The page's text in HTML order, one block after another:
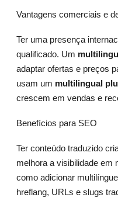
Vantagens comerciais e
Ter uma presença
qualificado. Um
adaptar ofertas e preços
usam um multilingual
crescem em vendas e
Benefícios para SEO
Ter conteúdo traduzido
melhora a visibilidade em
como adicionar
hreflang, URLs e slugs